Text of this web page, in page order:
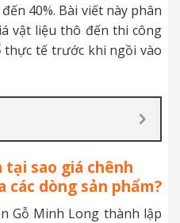
40%. Bài viết này phân
vật liệu thô đến thi công
thực tế trước khi ngồi vào
tại sao giá chênh
các dòng sản phẩm?
Gỗ Minh Long thành lập